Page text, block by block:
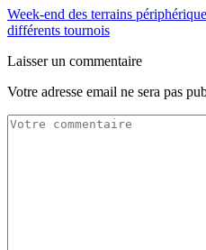
Week-end des terrains
différents tournois
Laisser un commentaire
Votre adresse email ne sera pas